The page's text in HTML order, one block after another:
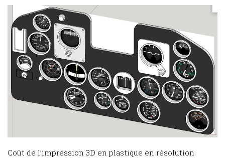
Coût de l’impression 3D en plastique en résolution